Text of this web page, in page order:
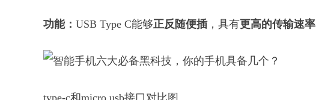
功能： USB Type C能够正反随便插，具有更高的传输速率
type-c和micro usb接口对比图